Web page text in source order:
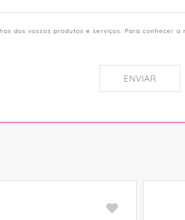
dos vossos produtos e serviços. Para conhecer a
ENVIAR